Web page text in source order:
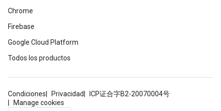
Chrome
Firebase
Google Cloud Platform
Todos los productos
Condiciones Privacidad
ICP证合字B2-20070004号
Manage cookies